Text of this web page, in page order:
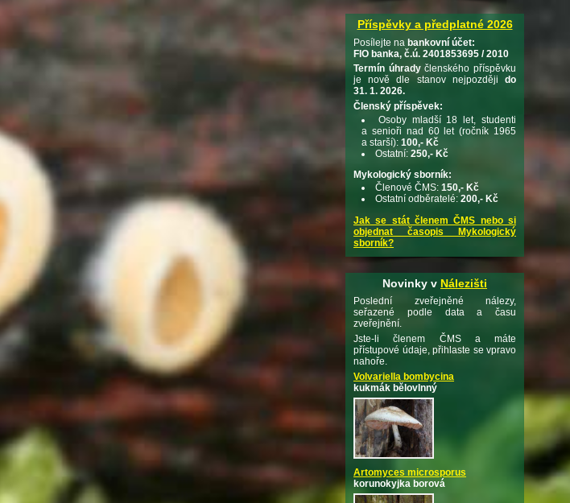
Příspěvky a předplatné 2026
Posílejte na bankovní účet:
FIO banka, č.ú. 2401853695 / 2010
Termín úhradyčlenského příspěvku
je nově dle stanov nejpozději do
31. 1. 2026.
Členský příspěvek:
Osoby mladší 18 let, studenti
a senioři nad 60 let (ročník 1965
a starší): 100,- Kč
Ostatní: 250,- Kč
Mykologický sborník:
Členové ČMS: 150,- Kč
Ostatní odběratelé: 200,- Kč
Jak se stát členem ČMS nebo si
objednat časopis Mykologický
sborník?
Novinky v Nálezišti
Poslední zveřejněné nálezy,
seřazené podle data a času
zveřejnění.
Jste-li členem ČMS a máte
přístupové údaje, přihlaste se vpravo
nahoře.
Volvariella bombycina
kukmák bělovlnný
Artomyces microsporus
korunokyjka borová